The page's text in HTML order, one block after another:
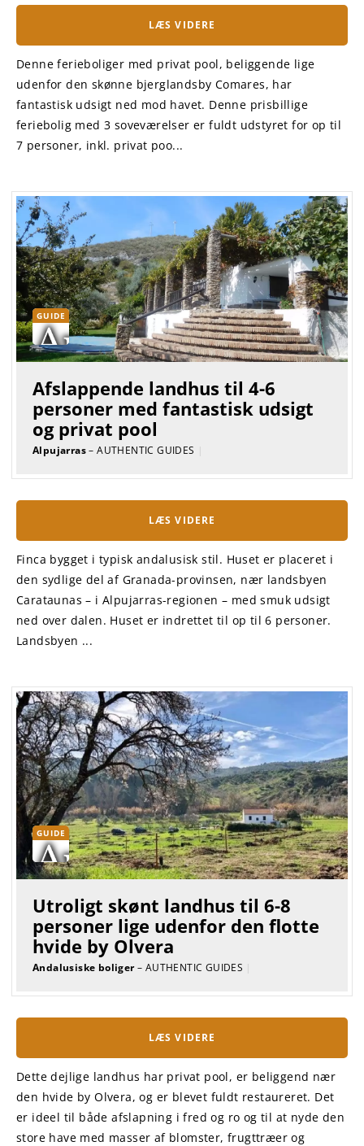
LÆS VIDERE
Denne ferieboliger med privat pool, beliggende lige
udenfor den skønne bjerglandsby Comares, har
fantastisk udsigt ned mod havet. Denne prisbillige
feriebolig med 3 soveværelser er fuldt udstyret for op til
7 personer, inkl. privat poo...
GUIDE
Afslappende landhus til 4-6
personer med fantastisk udsigt
og privat pool
Alpujarras– AUTHENTIC GUIDES |
LÆS VIDERE
Finca bygget i typisk andalusisk stil. Huset er placeret i
den sydlige del af Granada-provinsen, nær landsbyen
Carataunas – i Alpujarras-regionen – med smuk udsigt
ned over dalen. Huset er indrettet til op til 6 personer.
Landsbyen ...
GUIDE
Utroligt skønt landhus til 6-8
personer lige udenfor den flotte
hvide by Olvera
Andalusiske boliger– AUTHENTIC GUIDES |
LÆS VIDERE
Dette dejlige landhus har privat pool, er beliggend nær
den hvide by Olvera, og er blevet fuldt restaureret. Det
er ideel til både afslapning i fred og ro og til at nyde den
store have med masser af blomster, frugttræer og